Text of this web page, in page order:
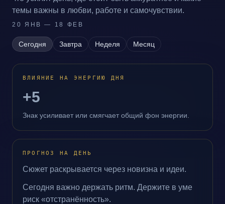
темы важны в любви, работе и самочувствии.
20 ЯНВ — 18 ФЕВ
Сегодня Завтра Неделя Месяц
ВЛИЯНИЕ НА ЭНЕРГИЮ ДНЯ
+5
Знак усиливает или смягчает общий фон энергии.
ПРОГНОЗ НА ДЕНЬ
Сюжет раскрывается через новизна и идеи.
Сегодня важно держать ритм. Держите в уме
риск «отстранённость».